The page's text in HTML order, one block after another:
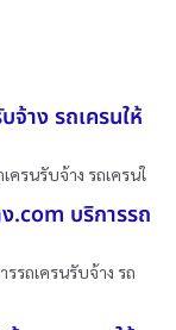
จ้าง รถเครนให้
ครนรับจ้าง รถเครนใ
.com บริการรถ
รรถเครนรับจ้าง รถ